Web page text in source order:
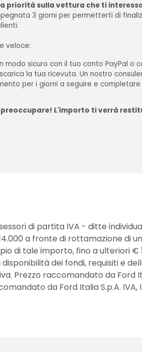
priorità sulla vettura che ti
3 giorni per permetterti di
veloce:
modo sicuro con il tuo conto PayPal o
la tua ricevuta. Un nostro
per i giorni a seguire e completare
preoccupare! L'importo ti verrà
di partita IVA - ditte
a fronte di rottamazione di
di tale importo, fino a ulteriori
dei fondi, requisiti e
Prezzo raccomandato da Ford
da Ford Italia S.p.A.